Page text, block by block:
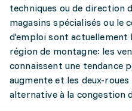
techniques ou de direction
magasins spécialisés ou le
d'emploi sont actuellement
région de montagne: les
connaissent une tendance
augmente et les deux-
alternative à la congestion